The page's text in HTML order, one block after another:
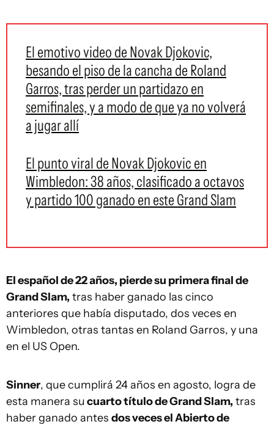
El emotivo video de Novak Djokovic,
besando el piso de la cancha de Roland
Garros, tras perder un partidazo en
semifinales, y a modo de que ya no volverá
a jugar allí
El punto viral de Novak Djokovic en
Wimbledon: 38 años, clasificado a octavos
y partido 100 ganado en este Grand Slam
El español de 22 años, pierde su primera final de
Grand Slam, tras haber ganado las cinco
anteriores que había disputado, dos veces en
Wimbledon, otras tantas en Roland Garros, y una
en el US Open.
Sinner, que cumplirá 24 años en agosto, logra de
esta manera sucuarto título de Grand Slam, tras
haber ganado antes dos veces el Abierto de